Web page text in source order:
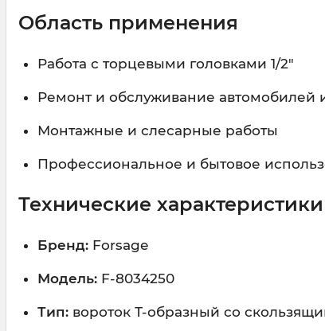
Область применения
Работа с торцевыми головками 1/2"
Ремонт и обслуживание автомобилей
Монтажные и слесарные работы
Профессиональное и бытовое
Технические характеристики
Бренд: Forsage
Модель: F-8034250
Тип: вороток Т-образный со